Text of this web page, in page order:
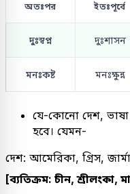
অতঃপর ইতঃপূর্বে
দুঃস্বপ্ন দুঃশাসন
মনঃকষ্ট মনঃক্ষুন্ন
যে-কোনো দেশ,
হবে। যেমন-
দেশ: আমেরিকা, গ্রিস,
[ব্যতিক্রম: চীন, শ্রীলংকা,